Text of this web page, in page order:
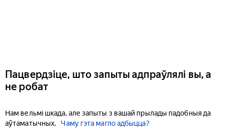
Пацвердзіце, што запыты адпраўлялі вы, а
не робат
Нам вельмі шкада, але запыты з вашай прылады падобныя да
аўтаматычных.
Чаму гэта магло адбыцца?